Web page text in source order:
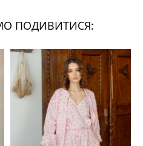
ПОДИВИТИСЯ: